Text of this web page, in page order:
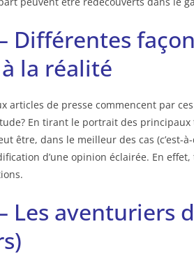
Différentes
la réalité
articles de presse commencent par
En tirant le portrait des
être, dans le meilleur des cas (c’est-
d’une opinion éclairée. En
Les aventuriers